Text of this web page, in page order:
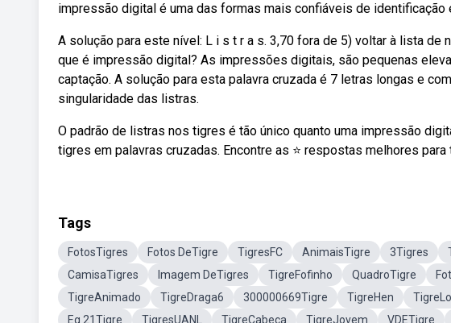
impressão digital é uma das formas mais confiáveis de
A solução para este nível: L i s t r a s. 3,70 fora de 5) voltar à lista
que é impressão digital? As impressões digitais, são pequenas
captação. A solução para esta palavra cruzada é 7 letras longas e
singularidade das listras.
O padrão de listras nos tigres é tão único quanto uma impressão
tigres em palavras cruzadas. Encontre as ⭐ respostas melhores
Tags
FotosTigres Fotos DeTigre TigresFC AnimaisTigre 3Tigres
CamisaTigres
Imagem DeTigres TigreFofinho QuadroTigre
TigreAnimado
TigreDraga6 300000669Tigre TigreHen
Eg 21Tigre
TigresUANL TigreCabeça TigreJovem VDETigre